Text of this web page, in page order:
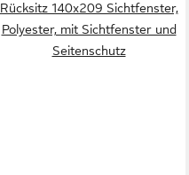
Rücksitz 140x209 Sichtfenster,
Polyester, mit Sichtfenster und
Seitenschutz